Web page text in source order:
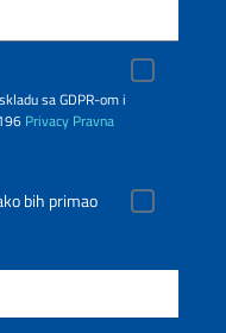
sa GDPR-om i
Privacy Pravna
bih primao